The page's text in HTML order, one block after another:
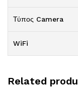
Τύπος Camera
WiFi
Related